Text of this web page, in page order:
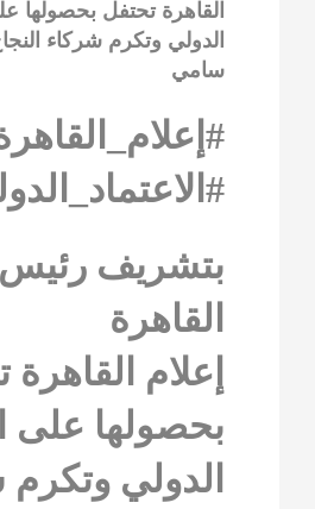
القاهرة تحتفل بحصولها
الدولي وتكرم شركاء
سامي
بتشريف
القاهرة
إعلام
بحصولها على
الدولي